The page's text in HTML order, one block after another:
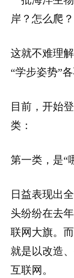
岸？怎么爬
这就不难理
“学步姿势”
目前，开始
类：
第一类，是“
日益表现出
头纷纷在去
联网大旗。
就是以改造
互联网。